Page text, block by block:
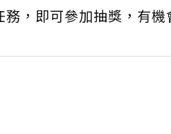
務，即可參加抽獎，有